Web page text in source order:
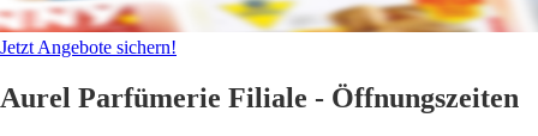
Jetzt Angebote sichern!
Aurel Parfümerie Filiale - Öffnungszeiten